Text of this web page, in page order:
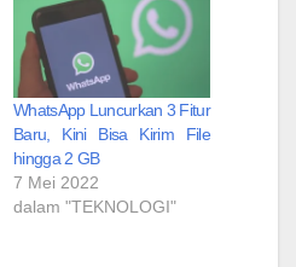
WhatsApp Luncurkan 3 Fitur
Baru, Kini Bisa Kirim File
hingga 2 GB
7 Mei 2022
dalam "TEKNOLOGI"